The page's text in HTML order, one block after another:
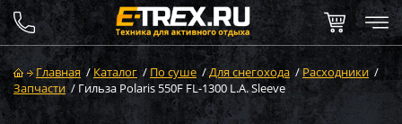
Главная / Каталог / По суше /Для снегохода /Расходники /
Запчасти / Гильза Polaris 550F FL-1300 L.A. Sleeve